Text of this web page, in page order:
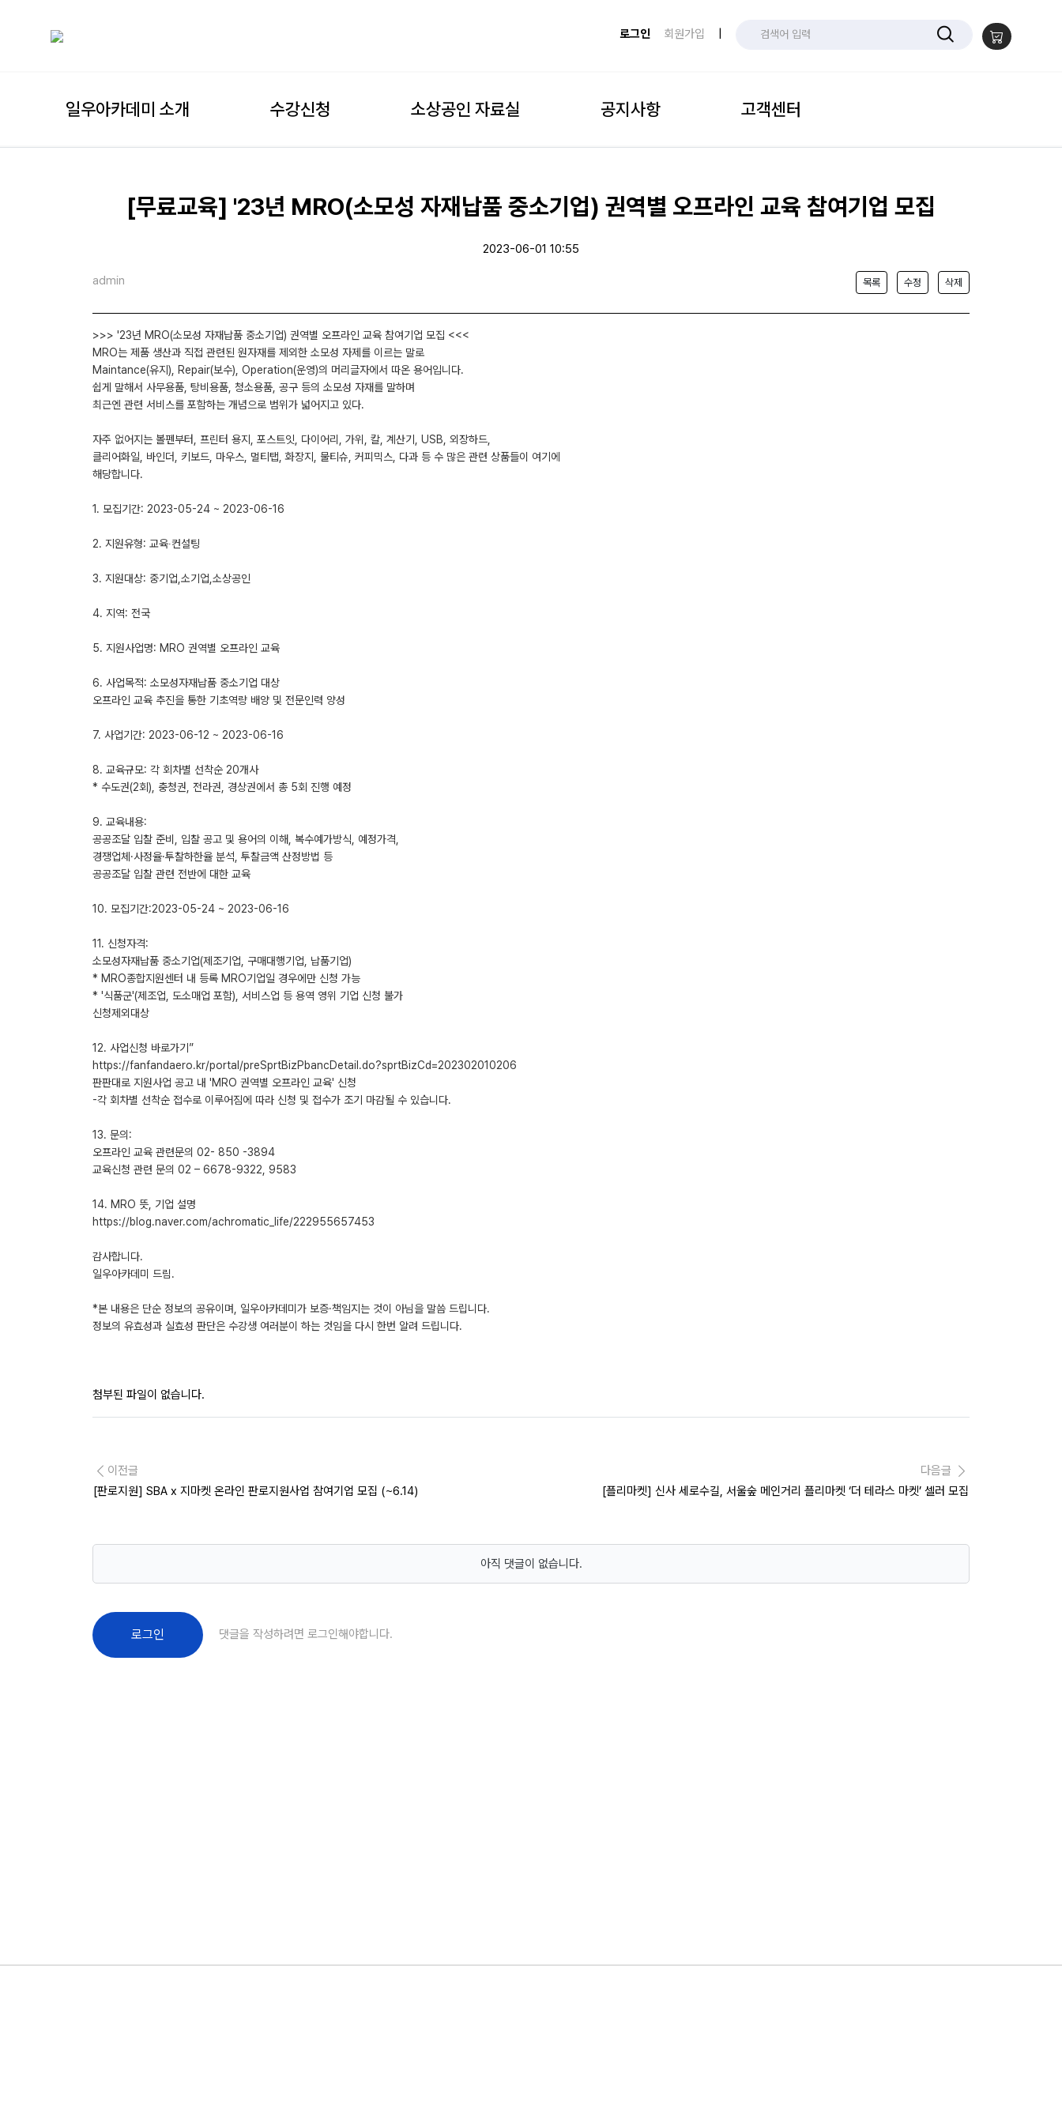
로그인 회원가입
일우아카데미 소개 수강신청 소상공인 자료실 공지사항 고객센터
[무료교육] '23년 MRO(소모성 자재납품 중소기업) 권역별 오프라인 교육 참여기업 모집
2023-06-01 10:55
admin 목록 수정 삭제
>>> '23년 MRO(소모성 자재납품 중소기업) 권역별 오프라인 교육 참여기업 모집 <<<
MRO는 제품 생산과 직접 관련된 원자재를 제외한 소모성 자제를 이르는 말로
Maintance(유지), Repair(보수), Operation(운영)의 머리글자에서 따온 용어입니다.
쉽게 말해서 사무용품, 탕비용품, 청소용품, 공구 등의 소모성 자재를 말하며
최근엔 관련 서비스를 포함하는 개념으로 범위가 넓어지고 있다.
자주 없어지는 볼펜부터, 프린터 용지, 포스트잇, 다이어리, 가위, 칼, 계산기, USB, 외장하드,
클리어화일, 바인더, 키보드, 마우스, 멀티탭, 화장지, 물티슈, 커피믹스, 다과 등 수 많은 관련 상품들이 여기에
해당합니다.
1. 모집기간: 2023-05-24 ~ 2023-06-16
2. 지원유형: 교육∙컨설팅
3. 지원대상: 중기업,소기업,소상공인
4. 지역: 전국
5. 지원사업명: MRO 권역별 오프라인 교육
6. 사업목적: 소모성자재납품 중소기업 대상
오프라인 교육 추진을 통한 기초역량 배양 및 전문인력 양성
7. 사업기간: 2023-06-12 ~ 2023-06-16
8. 교육규모: 각 회차별 선착순 20개사
* 수도권(2회), 충청권, 전라권, 경상권에서 총 5회 진행 예정
9. 교육내용:
공공조달 입찰 준비, 입찰 공고 및 용어의 이해, 복수예가방식, 예정가격,
경쟁업체·사정율·투찰하한율 분석, 투찰금액 산정방법 등
공공조달 입찰 관련 전반에 대한 교육
10. 모집기간:2023-05-24 ~ 2023-06-16
11. 신청자격:
소모성자재납품 중소기업(제조기업, 구매대행기업, 납품기업)
* MRO종합지원센터 내 등록 MRO기업일 경우에만 신청 가능
* '식품군'(제조업, 도소매업 포함), 서비스업 등 용역 영위 기업 신청 불가
신청제외대상
12. 사업신청 바로가기”
https://fanfandaero.kr/portal/preSprtBizPbancDetail.do?sprtBizCd=202302010206
판판대로 지원사업 공고 내 'MRO 권역별 오프라인 교육' 신청
-각 회차별 선착순 접수로 이루어짐에 따라 신청 및 접수가 조기 마감될 수 있습니다.
13. 문의:
오프라인 교육 관련문의 02- 850 -3894
교육신청 관련 문의 02 – 6678-9322, 9583
14. MRO 뜻, 기업 설명
https://blog.naver.com/achromatic_life/222955657453
감사합니다.
일우아카데미 드림.
*본 내용은 단순 정보의 공유이며, 일우아카데미가 보증·책임지는 것이 아님을 말씀 드립니다.
정보의 유효성과 실효성 판단은 수강생 여러분이 하는 것임을 다시 한번 알려 드립니다.
첨부된 파일이 없습니다.
이전글
[판로지원] SBA x 지마켓 온라인 판로지원사업 참여기업 모집 (~6.14)
다음글
[플리마켓] 신사 세로수길, 서울숲 메인거리 플리마켓 ‘더 테라스 마켓’ 셀러 모집
아직 댓글이 없습니다.
로그인 댓글을 작성하려면 로그인해야합니다.